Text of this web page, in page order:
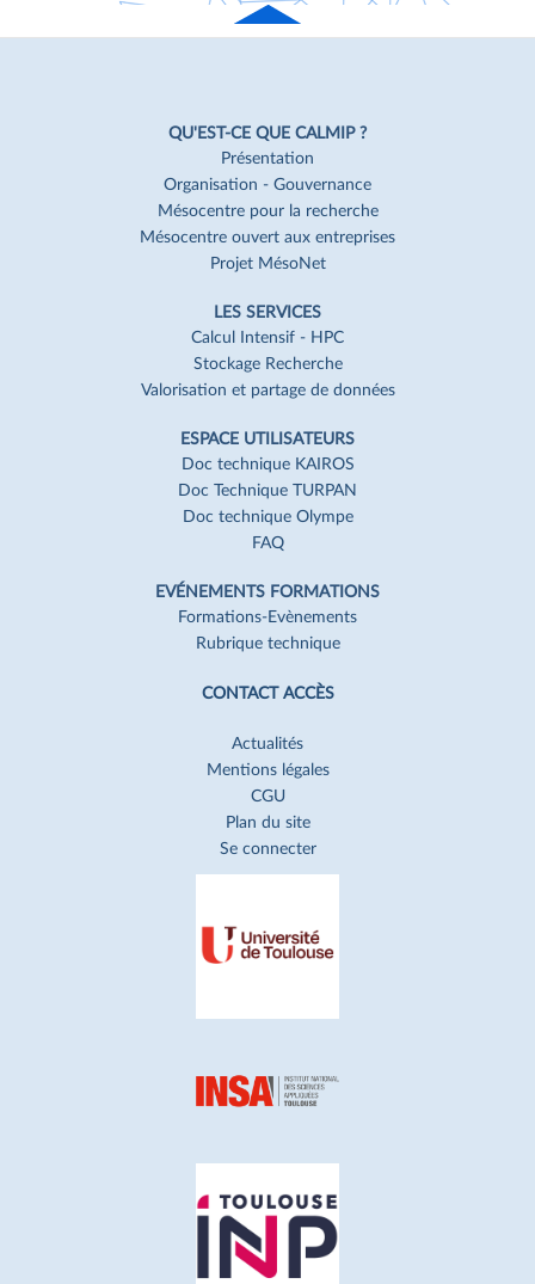
de page
QU'EST-CE QUE CALMIP ?
Présentation
Organisation - Gouvernance
Mésocentre pour la recherche
Mésocentre ouvert aux entreprises
Projet MésoNet
LES SERVICES
Calcul Intensif - HPC
Stockage Recherche
Valorisation et partage de données
ESPACE UTILISATEURS
Doc technique KAIROS
Doc Technique TURPAN
Doc technique Olympe
FAQ
EVÉNEMENTS FORMATIONS
Formations-Evènements
Rubrique technique
CONTACT ACCÈS
Actualités
Mentions légales
CGU
Plan du site
Se connecter